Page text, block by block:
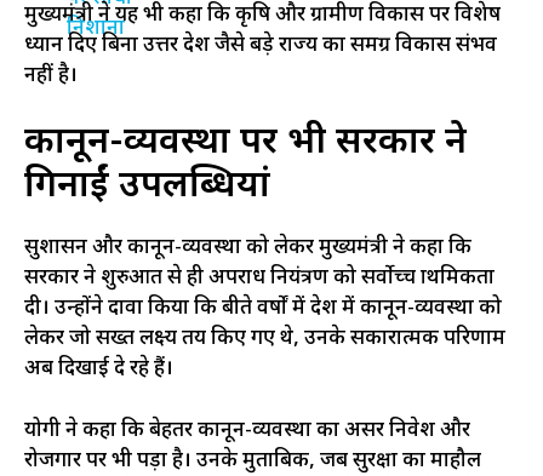
मुख्यमंत्री ने यह भी कहा कि कृषि और ग्रामीण विकास पर विशेष
ध्यान दिए बिना उत्तर प्रदेश जैसे बड़े राज्य का समग्र विकास संभव
नहीं है।
कानून-व्यवस्था पर भी सरकार ने
गिनाईं उपलब्धियां
सुशासन और कानून-व्यवस्था को लेकर मुख्यमंत्री ने कहा कि
सरकार ने शुरुआत से ही अपराध नियंत्रण को सर्वोच्च प्राथमिकता
दी। उन्होंने दावा किया कि बीते वर्षों में प्रदेश में कानून-व्यवस्था को
लेकर जो सख्त लक्ष्य तय किए गए थे, उनके सकारात्मक परिणाम
अब दिखाई दे रहे हैं।
योगी ने कहा कि बेहतर कानून-व्यवस्था का असर निवेश और
रोजगार पर भी पड़ा है। उनके मुताबिक, जब सुरक्षा का माहौल